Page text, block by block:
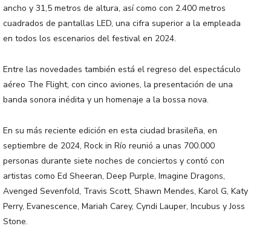
ancho y 31,5 metros de altura, así como con 2.400 metros
cuadrados de pantallas LED, una cifra superior a la empleada
en todos los escenarios del festival en 2024.
Entre las novedades también está el regreso del espectáculo
aéreo The Flight, con cinco aviones, la presentación de una
banda sonora inédita y un homenaje a la bossa nova.
En su más reciente edición en esta ciudad brasileña, en
septiembre de 2024, Rock in Río reunió a unas 700.000
personas durante siete noches de conciertos y contó con
artistas como Ed Sheeran, Deep Purple, Imagine Dragons,
Avenged Sevenfold, Travis Scott, Shawn Mendes, Karol G, Katy
Perry, Evanescence, Mariah Carey, Cyndi Lauper, Incubus y Joss
Stone.